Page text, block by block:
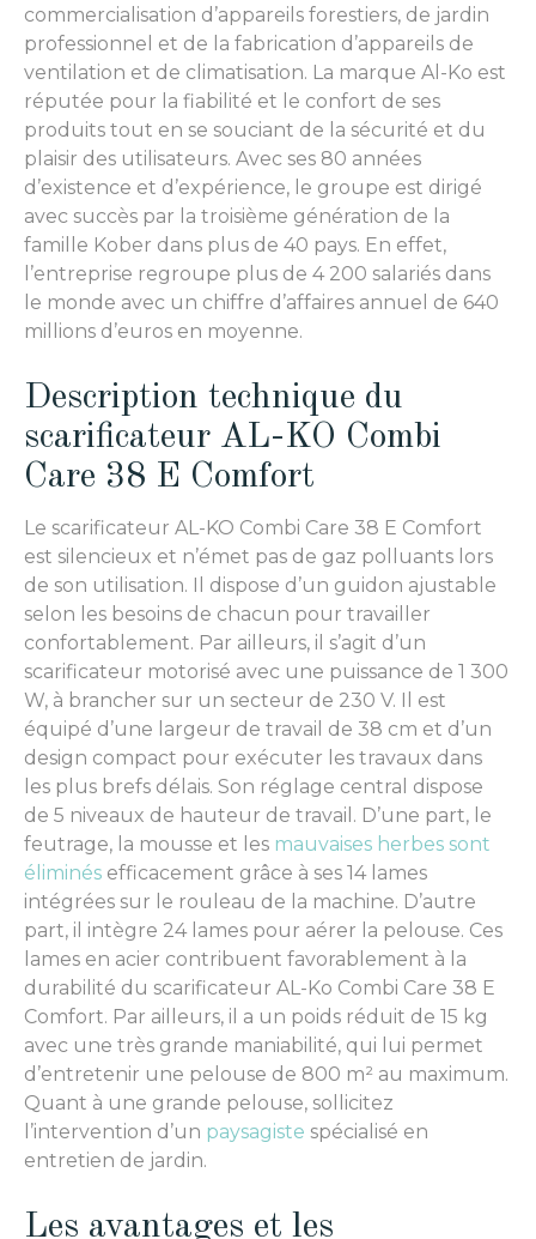
commercialisation d’appareils forestiers, de jardin
professionnel et de la fabrication d’appareils de
ventilation et de climatisation. La marque Al-Ko est
réputée pour la fiabilité et le confort de ses
produits tout en se souciant de la sécurité et du
plaisir des utilisateurs. Avec ses 80 années
d’existence et d’expérience, le groupe est dirigé
avec succès par la troisième génération de la
famille Kober dans plus de 40 pays. En effet,
l’entreprise regroupe plus de 4 200 salariés dans
le monde avec un chiffre d’affaires annuel de 640
millions d’euros en moyenne.
Description technique du
scarificateur AL-KO Combi
Care 38 E Comfort
Le scarificateur AL-KO Combi Care 38 E Comfort
est silencieux et n’émet pas de gaz polluants lors
de son utilisation. Il dispose d’un guidon ajustable
selon les besoins de chacun pour travailler
confortablement. Par ailleurs, il s’agit d’un
scarificateur motorisé avec une puissance de 1 300
W, à brancher sur un secteur de 230 V. Il est
équipé d’une largeur de travail de 38 cm et d’un
design compact pour exécuter les travaux dans
les plus brefs délais. Son réglage central dispose
de 5 niveaux de hauteur de travail. D’une part, le
feutrage, la mousse et les mauvaises herbes sont
éliminés efficacement grâce à ses 14 lames
intégrées sur le rouleau de la machine. D’autre
part, il intègre 24 lames pour aérer la pelouse. Ces
lames en acier contribuent favorablement à la
durabilité du scarificateur AL-Ko Combi Care 38 E
Comfort. Par ailleurs, il a un poids réduit de 15 kg
avec une très grande maniabilité, qui lui permet
d’entretenir une pelouse de 800 m² au maximum.
Quant à une grande pelouse, sollicitez
l’intervention d’un paysagiste spécialisé en
entretien de jardin.
Les avantages et les